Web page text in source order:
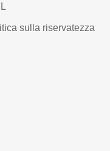
sulla riservatezza